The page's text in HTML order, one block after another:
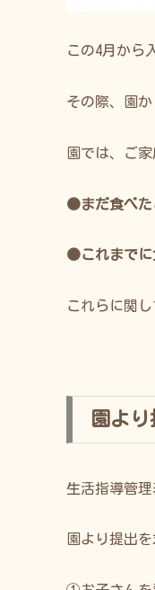
この4月から
その際、園
園では、ご
●まだ食べた
●これまでに
これらに関
園よ
生活指導管
園より提出